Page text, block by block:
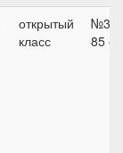
открытый
класс
№3,
85 см